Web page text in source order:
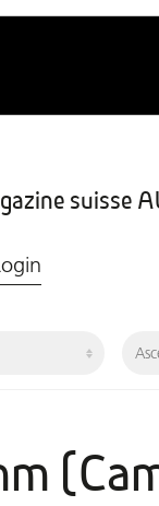
suisse